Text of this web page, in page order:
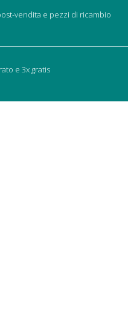
vendita e pezzi di ricambio
e 3x gratis